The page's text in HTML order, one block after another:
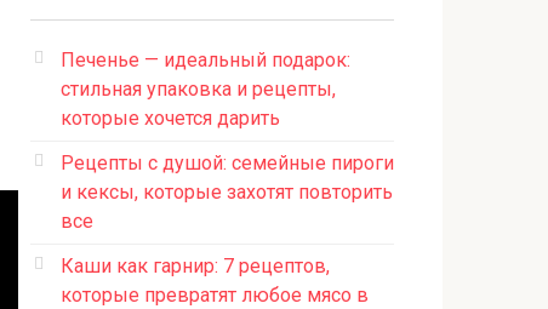
Печенье — идеальный подарок:
стильная упаковка и рецепты,
которые хочется дарить
Рецепты с душой: семейные пироги
и кексы, которые захотят повторить
все
Каши как гарнир: 7 рецептов,
которые превратят любое мясо в